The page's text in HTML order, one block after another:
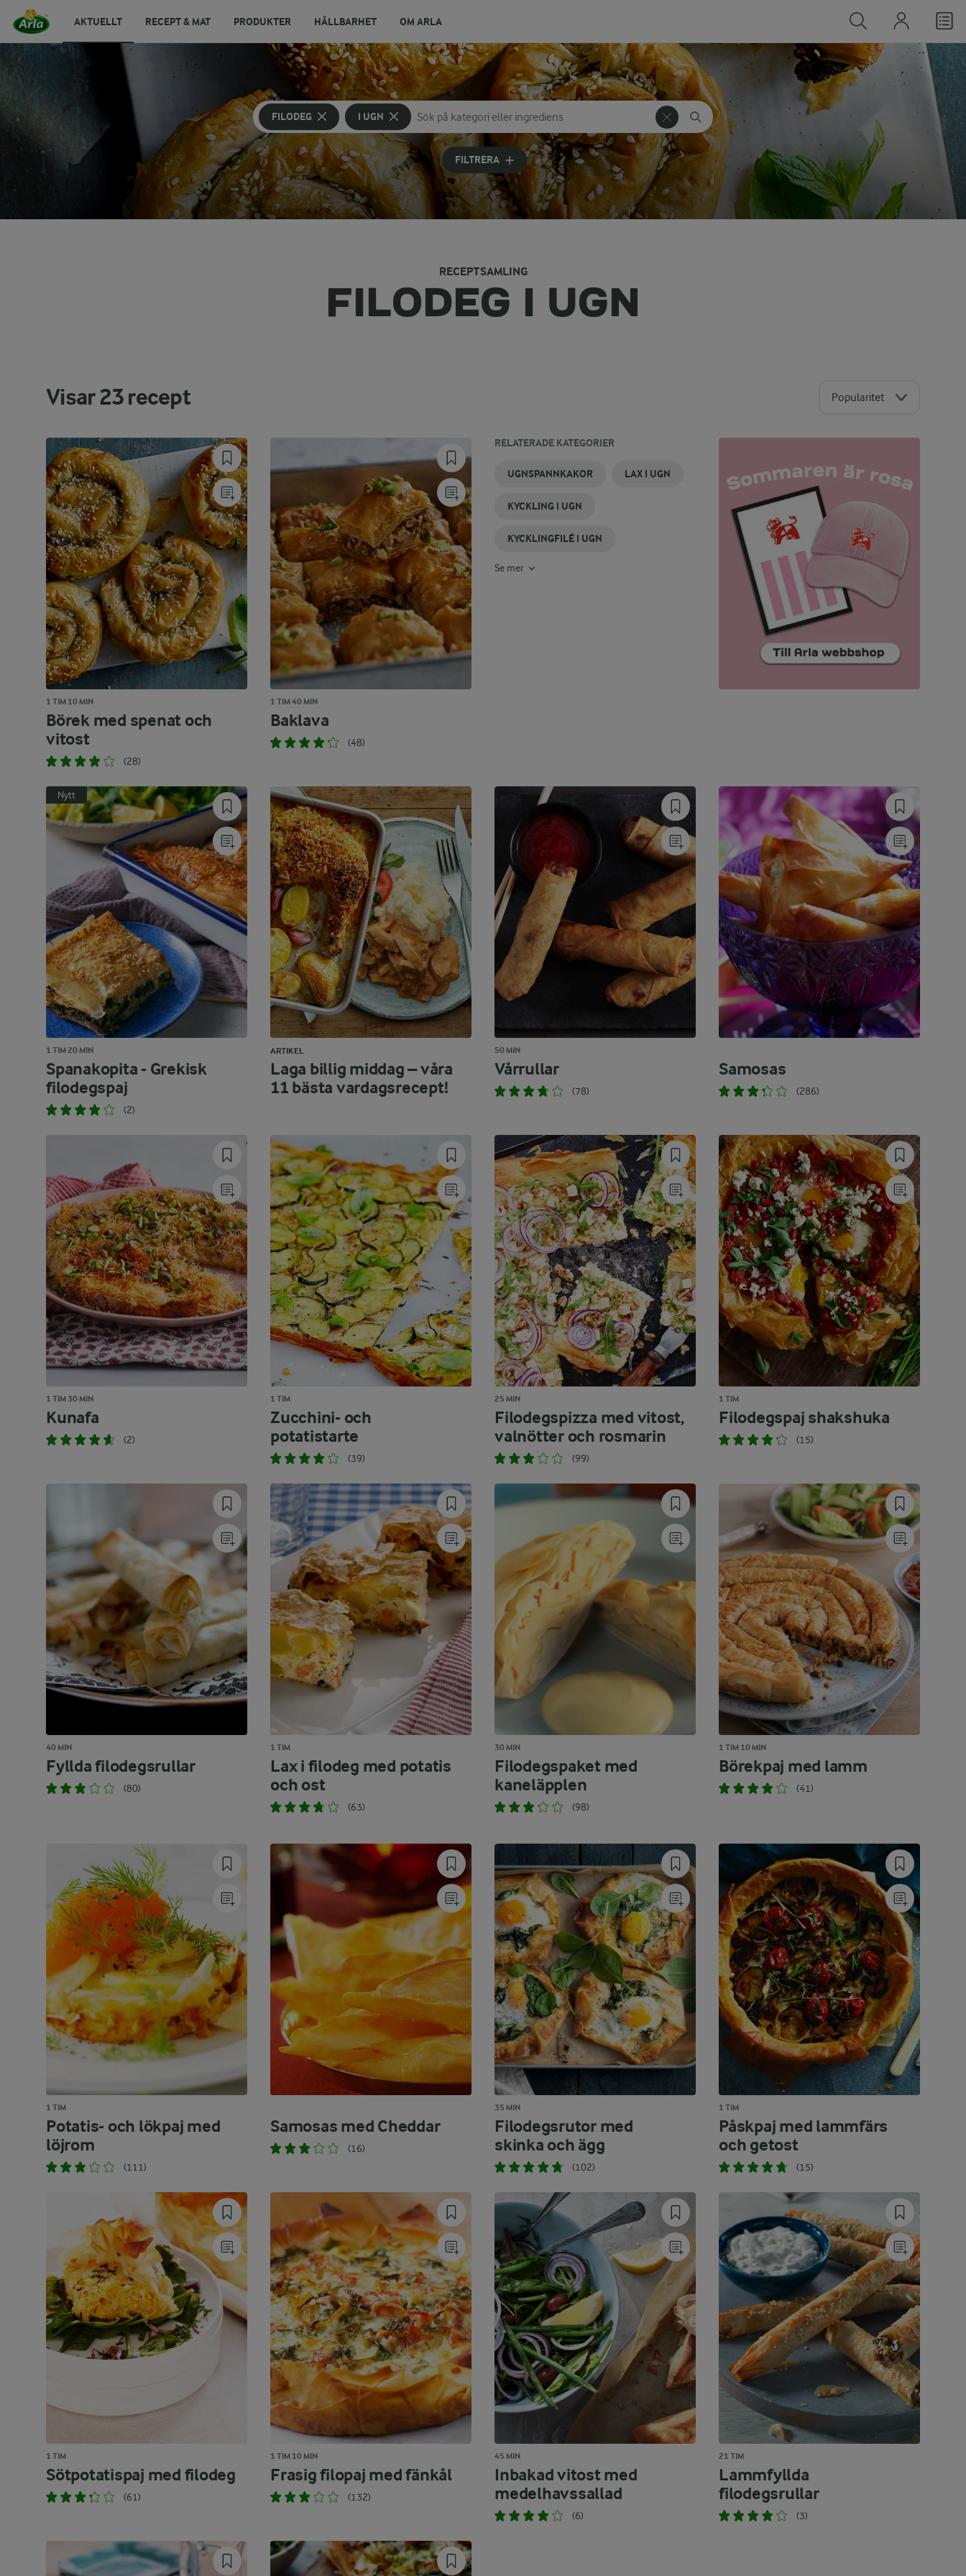
AKTUELLT RECEPT & MAT PRODUKTER HÅLLBARHET OM ARLA
FILODEG I UGN
Sök på kategori eller ingrediens
Skriv in sökord för att få förslag
FILTRERA
RECEPTSAMLING
FILODEG I UGN
Visar23recept Popularitet
1 TIM 10 MIN
Börek med spenat och
vitost
(28)
1 TIM 40 MIN
Baklava
(48)
RELATERADE KATEGORIER
UGNSPANNKAKOR LAX I UGN
KYCKLING I UGN
KYCKLINGFILÉ I UGN
FLÄSKFILÉER
I UGN
SÖTPOTATIS
I UGN
BACON
I UGN
POTATIS
I UGN
ROTFRUKTER
I UGN
FALUKORV
I UGN
Se mer
Nytt
1 TIM 20 MIN
Spanakopita - Grekisk
filodegspaj
(2)
ARTIKEL
Laga billig middag – våra
11 bästa vardagsrecept!
50 MIN
Vårrullar
(78)
Samosas
(286)
1 TIM 30 MIN
Kunafa
(2)
1 TIM
Zucchini- och
potatistarte
(39)
25 MIN
Filodegspizza med vitost,
valnötter och rosmarin
(99)
1 TIM
Filodegspaj shakshuka
(15)
40 MIN
Fyllda filodegsrullar
(80)
1 TIM
Lax i filodeg med potatis
och ost
(63)
30 MIN
Filodegspaket med
kaneläpplen
(98)
1 TIM 10 MIN
Börekpaj med lamm
(41)
1 TIM
Potatis- och lökpaj med
löjrom
(111)
Samosas med Cheddar
(16)
35 MIN
Filodegsrutor med
skinka och ägg
(102)
1 TIM
Påskpaj med lammfärs
och getost
(15)
1 TIM
Sötpotatispaj med filodeg
(61)
1 TIM 10 MIN
Frasig filopaj med fänkål
(132)
45 MIN
Inbakad vitost med
medelhavssallad
(6)
21 TIM
Lammfyllda
filodegsrullar
(3)